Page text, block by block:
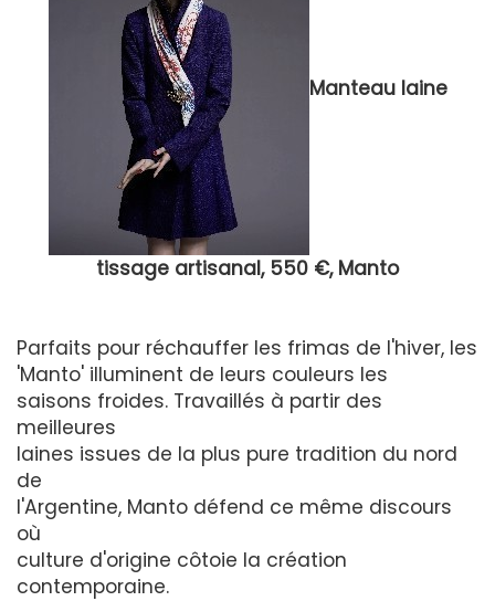
Manteau laine
tissage artisanal, 550 €, Manto
Parfaits pour réchauffer les frimas de l'hiver, les
'Manto' illuminent de leurs couleurs les
saisons froides. Travaillés à partir des
meilleures
laines issues de la plus pure tradition du nord
de
l'Argentine, Manto défend ce même discours
où
culture d'origine côtoie la création
contemporaine.